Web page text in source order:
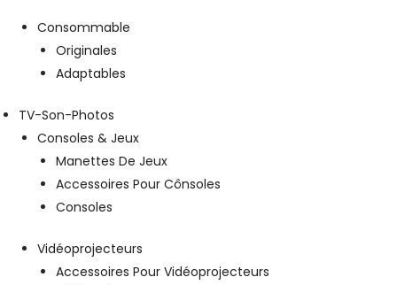
Consommable
Originales
Adaptables
TV-Son-Photos
Consoles & Jeux
Manettes De Jeux
Accessoires Pour Cônsoles
Consoles
Vidéoprojecteurs
Accessoires Pour Vidéoprojecteurs